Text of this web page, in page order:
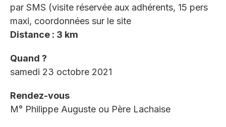
par SMS (visite réservée aux adhérents, 15 pers
maxi, coordonnées sur le site
Distance : 3 km
Quand ?
samedi 23 octobre 2021
Rendez-vous
M° Philippe Auguste ou Père Lachaise